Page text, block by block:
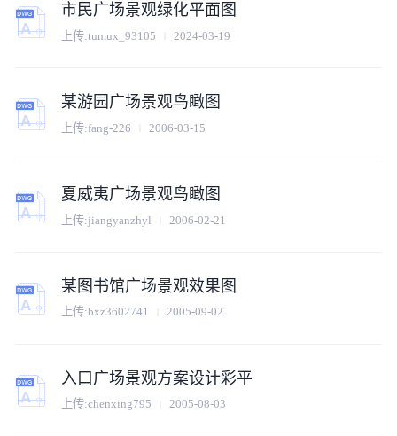
市民广场景观绿化平面图
上传:tumux_93105 2024-03-19
某游园广场景观鸟瞰图
上传:fang-226 2006-03-15
夏威夷广场景观鸟瞰图
上传:jiangyanzhyl 2006-02-21
某图书馆广场景观效果图
上传:bxz3602741 2005-09-02
入口广场景观方案设计彩平
上传:chenxing795 2005-08-03